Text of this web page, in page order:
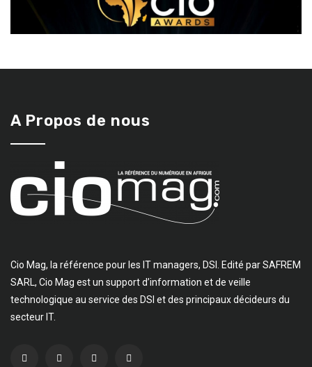
A Propos de nous
Cio Mag, la référence pour les IT managers, DSI. Edité par SAFREM
SARL, Cio Mag est un support d’information et de veille
technologique au service des DSI et des principaux décideurs du
secteur IT.